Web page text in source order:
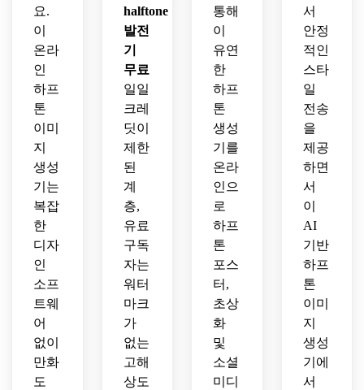
요.
이
온라
인
하프
톤
이미
지
생성
기는
복잡
한
디자
인
소프
트웨
어
없이
만화
도
halftone
발전
기
무료
일일
크레
딧이
제한
된
계
층,
유료
구독
자는
워터
마크
가
없는
고해
상도
통해
이
유연
한
하프
톤
생성
기를
온라
인으
로
하프
톤
포스
터,
초상
화
및
소셜
미디
서
안정
적인
스타
일
전송
을
제공
하면
서
이
AI
기반
하프
톤
이미
지
생성
기에
서